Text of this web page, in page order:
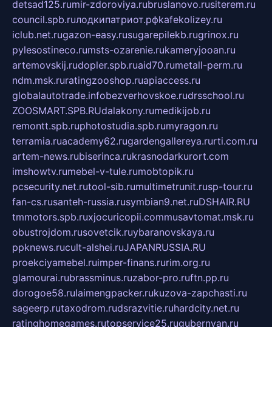
detsad125.rumir-zdoroviya.rubruslanovo.rusiterem.ru
council.spb.ruлодкипатриот.рфkafekolizey.ru
iclub.net.rugazon-easy.rusugarepilekb.rugrinox.ru
pylesostineco.rumsts-ozarenie.rukameryjooan.ru
artemovskij.rudopler.spb.ruaid70.rumetall-perm.ru
ndm.msk.ruratingzooshop.ruapiaccess.ru
globalautotrade.infobezverhovskoe.rudrsschool.ru
ZOOSMART.SPB.RUdalakony.rumedikijob.ru
remontt.spb.ruphotostudia.spb.rumyragon.ru
terramia.ruacademy62.rugardengallereya.rurti.com.ru
artem-news.rubiserinca.rukrasnodarkurort.com
imshowtv.rumebel-v-tule.rumobtopik.ru
pcsecurity.net.rutool-sib.rumultimetrunit.rusp-tour.ru
fan-cs.rusanteh-russia.rusymbian9.net.ruDSHAIR.RU
tmmotors.spb.ruxjocuricopii.commusavtomat.msk.ru
obustrojdom.rusovetcik.ruybaranovskaya.ru
ppknews.rucult-alshei.ruJAPANRUSSIA.RU
proekciyamebel.ruimper-finans.rurim.org.ru
glamourai.rubrassminus.ruzabor-pro.ruftn.pp.ru
dorogoe58.rulaimengpacker.rukuzova-zapchasti.ru
sageerp.rutaxodrom.rudsrazvitie.ruhardcity.net.ru
ratinghomegames.rutopservice25.rugubernyan.ru